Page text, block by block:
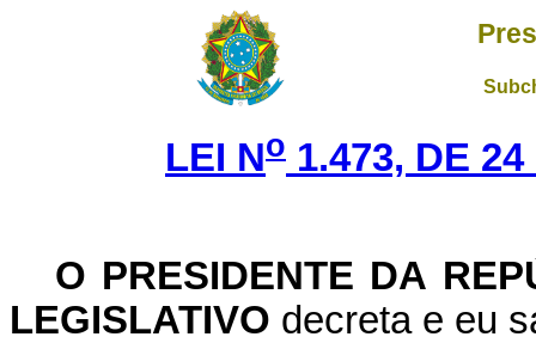
LEI No 1.473, DE
O PRESIDENTE DA
LEGISLATIVO decreta e eu